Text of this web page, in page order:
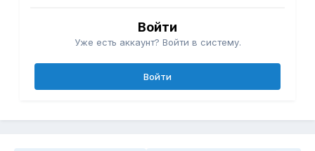
Войти
Уже есть аккаунт? Войти в систему.
Войти